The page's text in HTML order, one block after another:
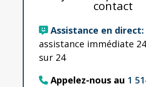
contact
Assistance en direct:
assistance immédiate
sur 24
Appelez-nous au 1